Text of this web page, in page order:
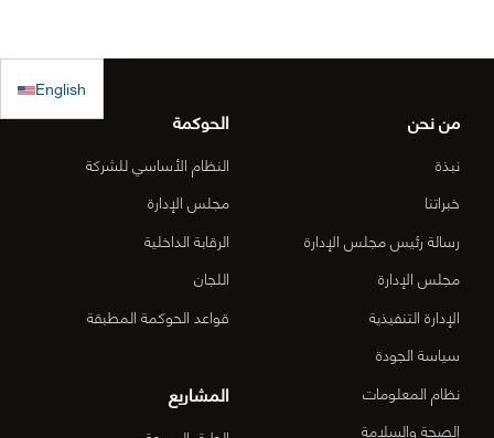
بالترسية بعد
منطقة
English
من نحن
نبذة
خبراتنا
رسالة رئيس مجلس الإدارة
مجلس الإدارة
الإدارة التنفيذية
سياسة الجودة
نظام المعلومات
الصحة والسلامة
الحوكمة
النظام الأساسي للشركة
مجلس الإدارة
الرقابة الداخلية
اللجان
قواعد الحوكمة المطبقة
المشاريع